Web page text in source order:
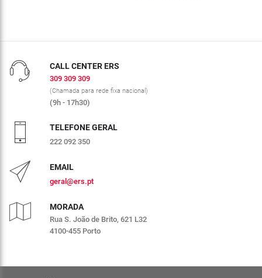
CALL CENTER ERS
309 309 309
(Chamada para rede fixa nacional)
(9h - 17h30)
TELEFONE GERAL
222 092 350
EMAIL
geral@ers.pt
MORADA
Rua S. João de Brito, 621 L32
4100-455 Porto